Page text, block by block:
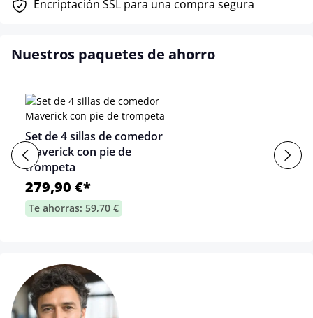
Encriptación SSL para una compra segura
Nuestros paquetes de ahorro
Set de 4 sillas de comedor
Maverick con pie de
trompeta
279,90 €*
Te ahorras: 59,70 €